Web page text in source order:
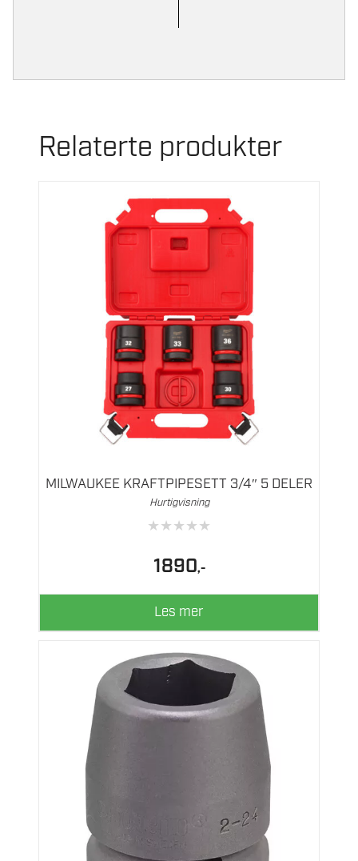
Relaterte produkter
MILWAUKEE KRAFTPIPESETT 3/4″ 5 DELER
Hurtigvisning
★★★★★
1890,-
Les mer